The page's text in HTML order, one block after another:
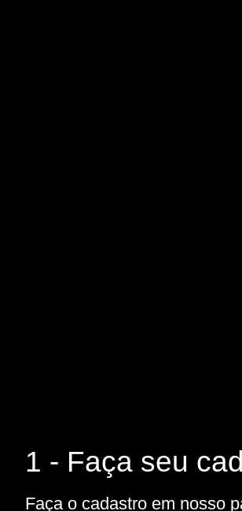
1 - Faça seu
Faça o cadastro em nosso